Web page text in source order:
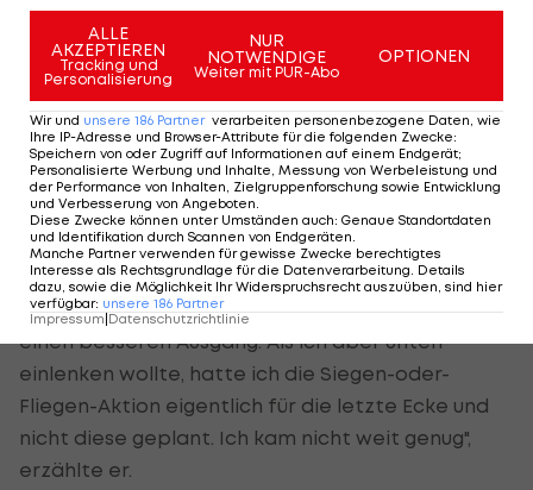
zuversichtlich, dass ich an einigen Punkten
überholen kann."
"Ich machte aber einen Fehler in Kurve eins der
letzten Runde und habe danach in einigen
Bereichen mehr gepusht, als ich wollte. Dann ging
es den Wasserfall runter und in die Kurve hinein
fühlte ich mich sicher, dass ich in der letzten Kurve
überholen kann."
"Ich war auf der Bremse viel stärker und hatte
einen besseren Ausgang. Als ich aber unten
einlenken wollte, hatte ich die Siegen-oder-
Fliegen-Aktion eigentlich für die letzte Ecke und
nicht diese geplant. Ich kam nicht weit genug",
erzählte er.
ALLE
AKZEPTIEREN
Tracking und
Personalisierung
NUR
NOTWENDIGE
Weiter mit PUR-Abo
OPTIONEN
Wir und unsere 186 Partner verarbeiten personenbezogene Daten, wie
Ihre IP-Adresse und Browser-Attribute für die folgenden Zwecke:
Speichern von oder Zugriff auf Informationen auf einem Endgerät;
Personalisierte Werbung und Inhalte, Messung von Werbeleistung und
der Performance von Inhalten, Zielgruppenforschung sowie Entwicklung
und Verbesserung von Angeboten
Diese Zwecke können unter Umständen auch: Genaue Standortdaten
und Identifikation durch Scannen von Endgeräten
Manche Partner verwenden für gewisse Zwecke berechtigtes
Interesse als Rechtsgrundlage für die Datenverarbeitung. Details
dazu, sowie die Möglichkeit Ihr Widerspruchsrecht auszuüben, sind hier
verfügbar: unsere 186 Partner
Impressum|Datenschutzrichtlinie